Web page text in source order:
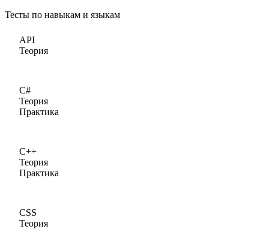
Тесты по навыкам и языкам
API
Теория
C#
Теория
Практика
C++
Теория
Практика
CSS
Теория